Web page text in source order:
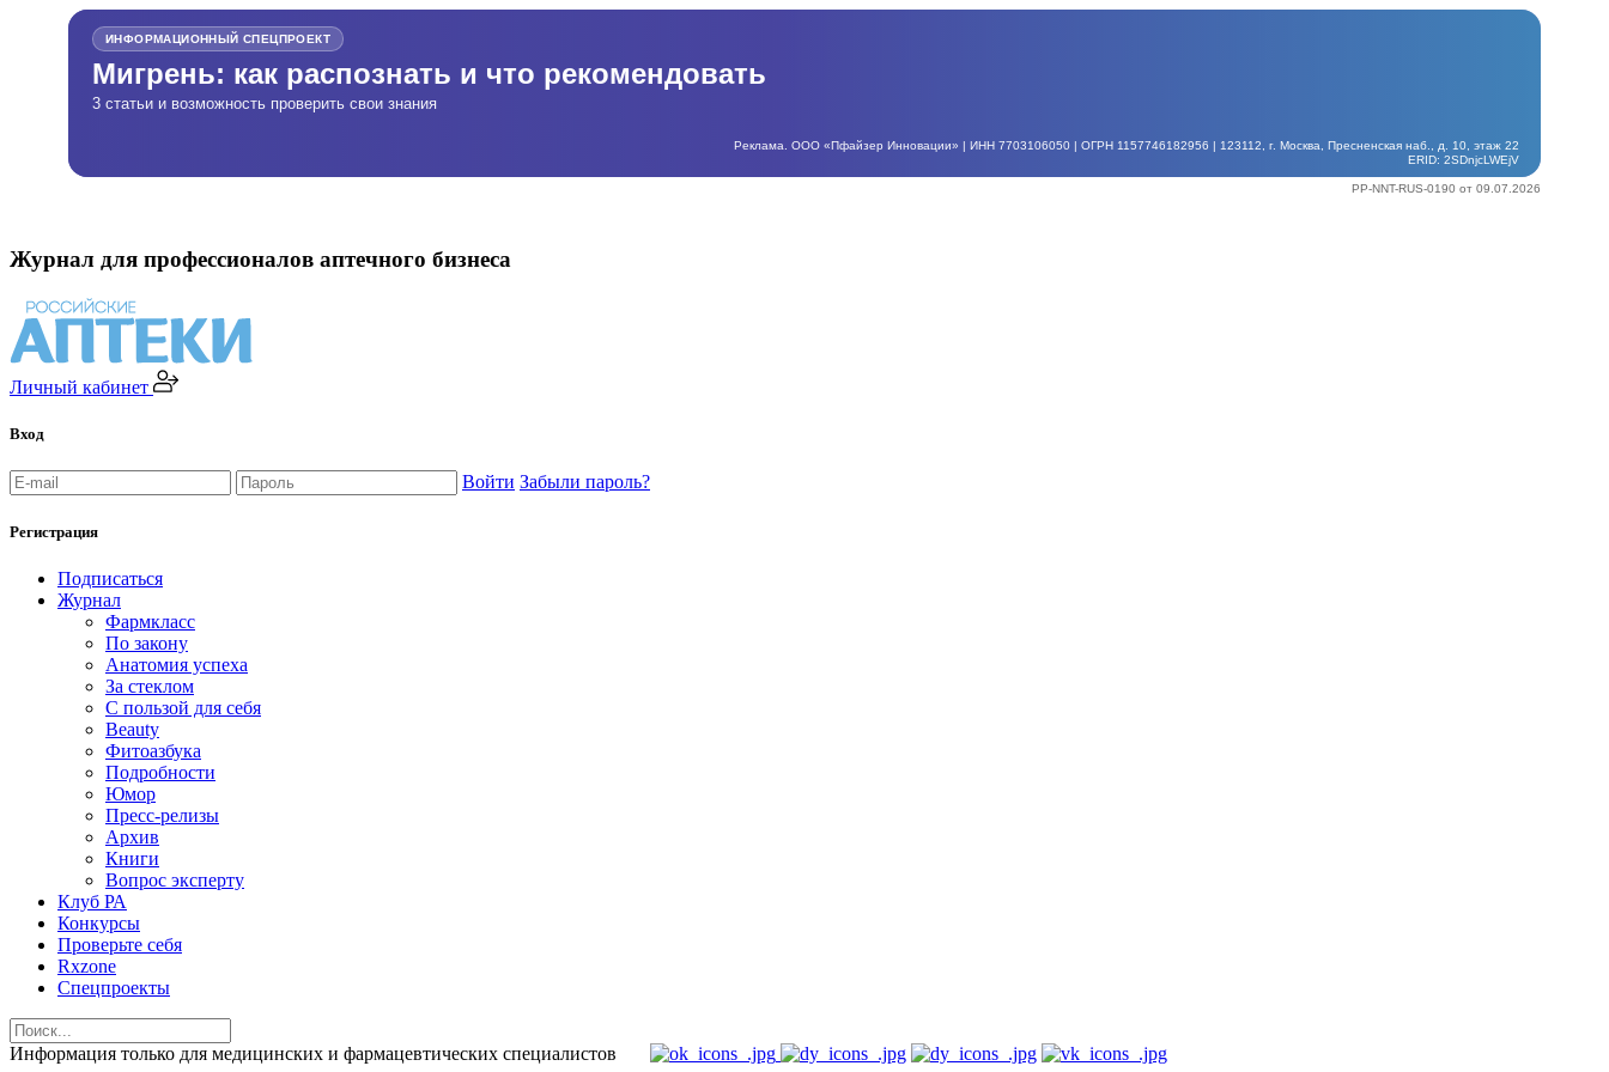
ИНФОРМАЦИОННЫЙ СПЕЦПРОЕКТ
Мигрень: как распознать и что рекомендовать
3 статьи и возможность проверить свои знания
Реклама. ООО «Пфайзер Инновации» | ИНН 7703106050 | ОГРН 1157746182956 | 123112, г. Москва, Пресненская наб., д. 10, этаж 22
ERID: 2SDnjcLWEjV
PP-NNT-RUS-0190 от 09.07.2026
Журнал для профессионалов аптечного бизнеса
Личный кабинет
Вход
Войти Забыли пароль?
Регистрация
Подписаться
Журнал
Фармкласс
По закону
Анатомия успеха
За стеклом
С пользой для себя
Beauty
Фитоазбука
Подробности
Юмор
Пресс-релизы
Архив
Книги
Вопрос эксперту
Клуб РА
Конкурсы
Проверьте себя
Rxzone
Спецпроекты
Информация только для медицинских и фармацевтических специалистов